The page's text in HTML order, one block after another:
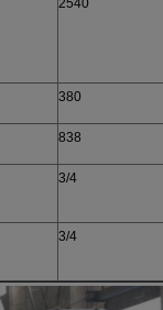
2540
380
838
3/4
3/4